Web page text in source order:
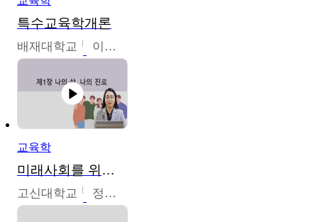
특수교육학개론
배재대학교 이현주
교육학
미래사회를 위한 진로 탐색 및 설계
고신대학교 정주영